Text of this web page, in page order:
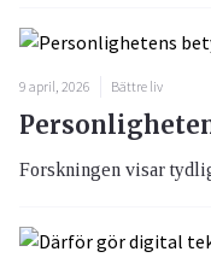
9 april, 2026 Bättre liv
Forskningen visar